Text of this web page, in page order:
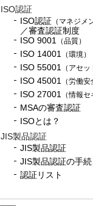
ISO認証
ISO認証 （マネジメ
／審査認証制度
ISO 9001（品質）
ISO 14001（環境）
ISO 55001（アセッ
ISO 45001（労働安
ISO 27001（情報セ
MSAの審査認証
ISOとは？
JIS製品認証
JIS製品認証
JIS製品認証の手続
認証リスト